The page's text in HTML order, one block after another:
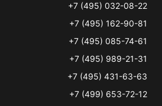
+7 (495) 032-08-22
+7 (495) 162-90-81
+7 (495) 085-74-61
+7 (495) 989-21-31
+7 (495) 431-63-63
+7 (499) 653-72-12